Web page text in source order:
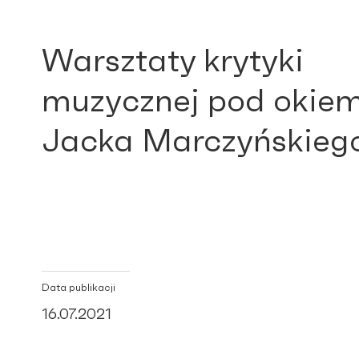
Warsztaty krytyki
muzycznej pod
Jacka
Data publikacji
16.07.2021